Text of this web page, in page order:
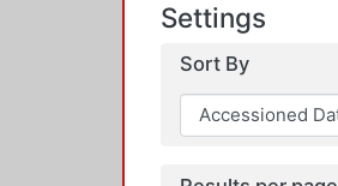
Settings
Sort By